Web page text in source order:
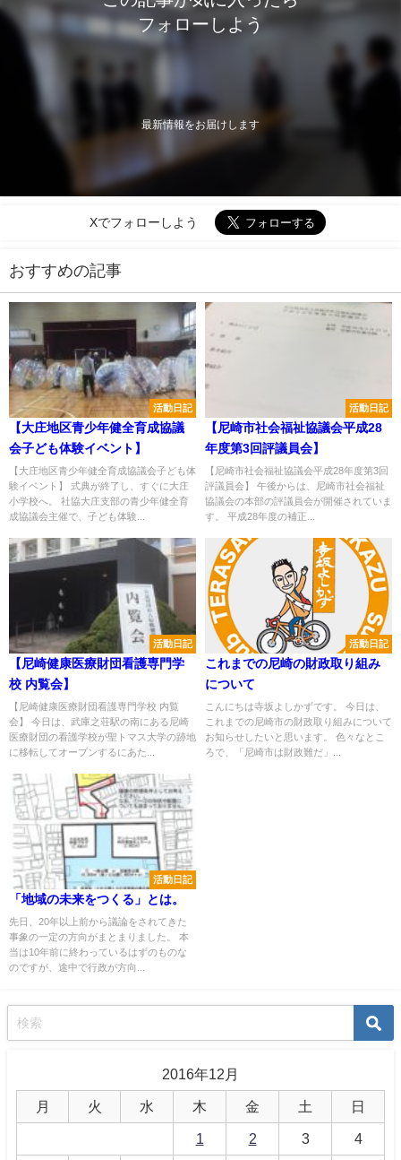
フォローしよう
最新情報をお届けします
Xでフォローしよう
おすすめの記事
活動日記
【大庄地区青少年健全育成協議
会子ども体験イベント】
【大庄地区青少年健全育成協議会子ども体
験イベント】 式典が終了し、すぐに大庄
小学校へ。 社協大庄支部の青少年健全育
成協議会主催で、子ども体験...
活動日記
【尼崎市社会福祉協議会平成28
年度第3回評議員会】
【尼崎市社会福祉協議会平成28年度第3回
評議員会】 午後からは、尼崎市社会福祉
協議会の本部の評議員会が開催されていま
す。 平成28年度の補正...
活動日記
【尼崎健康医療財団看護専門学
校 内覧会】
【尼崎健康医療財団看護専門学校 内覧
会】 今日は、武庫之荘駅の南にある尼崎
医療財団の看護学校が聖トマス大学の跡地
に移転してオープンするにあた...
活動日記
これまでの尼崎の財政取り組み
について
こんにちは寺坂よしかずです。 今日は、
これまでの尼崎市の財政取り組みについて
お知らせしたいと思います。 色々なとこ
ろで、「尼崎市は財政難だ」...
活動日記
「地域の未来をつくる」とは。
先日、20年以上前から議論をされてきた
事象の一定の方向がまとまりました。 本
当は10年前に終わっているはずのものな
のですが、途中で行政が方向...
2016年12月
月 火 水 木 金 土 日
1 2 3 4